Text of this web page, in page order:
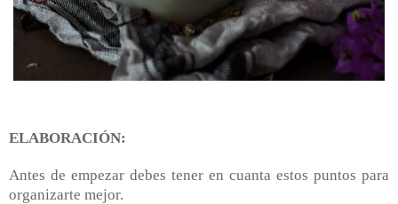
ELABORACIÓN:
Antes de empezar debes tener en cuanta estos puntos para
organizarte mejor.